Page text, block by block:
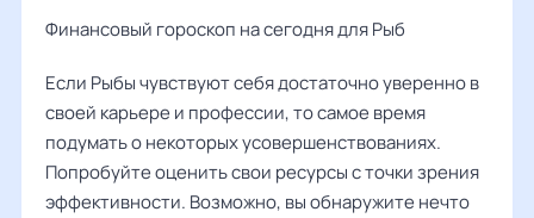
Финансовый гороскоп на сегодня для Рыб
Если Рыбы чувствуют себя достаточно уверенно в
своей карьере и профессии, то самое время
подумать о некоторых усовершенствованиях.
Попробуйте оценить свои ресурсы с точки зрения
эффективности. Возможно, вы обнаружите нечто